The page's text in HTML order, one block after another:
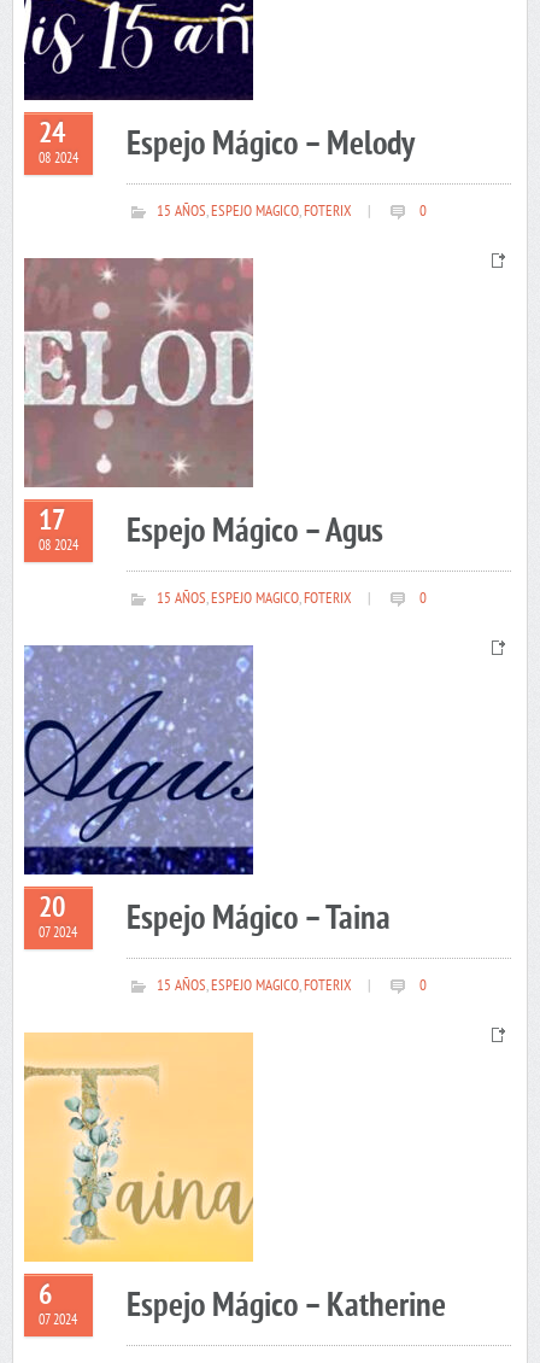
24
08 2024 Espejo Mágico – Melody
15 AÑOS,ESPEJO MAGICO,FOTERIX 0
17
08 2024 Espejo Mágico – Agus
15 AÑOS,ESPEJO MAGICO,FOTERIX 0
20
07 2024 Espejo Mágico – Taina
15 AÑOS,ESPEJO MAGICO,FOTERIX 0
6
07 2024 Espejo Mágico – Katherine